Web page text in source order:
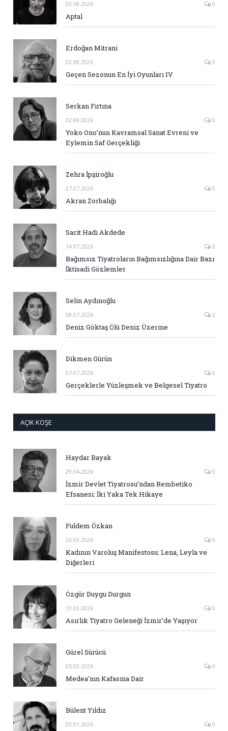
02.08.2026 0
Aptal
Erdoğan Mitrani
02.08.2026 0
Geçen Sezonun En İyi Oyunları IV
Serkan Fırtına
02.08.2026 0
Yoko Ono’nun Kavramsal Sanat Evreni ve
Eylemin Saf Gerçekliği
Zehra İpşiroğlu
27.07.2026 0
Akran Zorbalığı
Sacit Hadi Akdede
14.07.2026 0
Bağımsız Tiyatroların Bağımsızlığına Dair Bazı
İktisadi Gözlemler
Selin Aydınoğlu
08.07.2026 2
Deniz Göktaş Ölü Deniz Üzerine
Dikmen Gürün
07.07.2026 0
Gerçeklerle Yüzleşmek ve Belgesel Tiyatro
AÇIK KÖŞE
Haydar Bayak
29.04.2026 0
İzmir Devlet Tiyatrosu’ndan Rembetiko
Efsanesi: İki Yaka Tek Hikaye
Fuldem Özkan
26.03.2026 0
Kadının Varoluş Manifestosu: Lena, Leyla ve
Diğerleri
Özgür Duygu Durgun
13.03.2026 0
Asırlık Tiyatro Geleneği İzmir’de Yaşıyor
Gürel Sürücü
05.03.2026 0
Medea’nın Kafasına Dair
Bülent Yıldız
03.01.2026 0